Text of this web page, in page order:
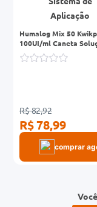
Humalog Mix 50
100UI/ml Caneta
Injetável 1Carpule 3ml
Sistema de Aplicação
R$ 82,92
R$ 78,99
comprar